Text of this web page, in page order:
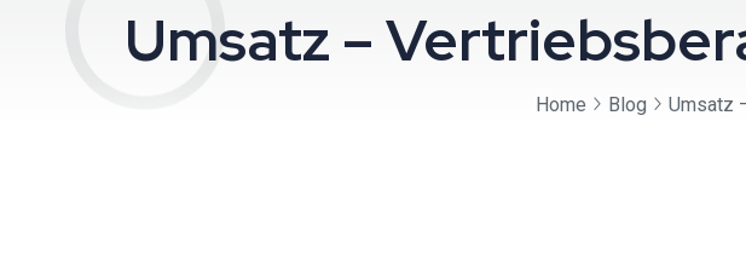
Umsatz –
Home Blog Umsatz